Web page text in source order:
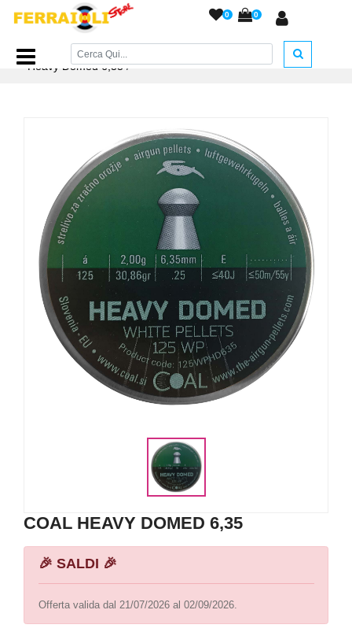
0 0
Home Page/PIOMBINI/Piombini COAL - ELKO/
Coal
Heavy Domed 6,35/
COAL HEAVY DOMED 6,35
🎉 SALDI 🎉
Offerta valida dal 21/07/2026 al 02/09/2026.